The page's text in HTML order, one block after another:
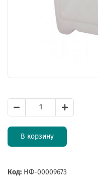
В корзину
Код: НФ-00009673